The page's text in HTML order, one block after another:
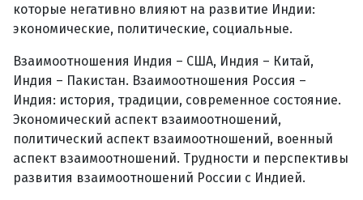
которые негативно влияют на развитие Индии:
экономические, политические, социальные.
Взаимоотношения Индия – США, Индия – Китай,
Индия – Пакистан. Взаимоотношения Россия –
Индия: история, традиции, современное состояние.
Экономический аспект взаимоотношений,
политический аспект взаимоотношений, военный
аспект взаимоотношений. Трудности и перспективы
развития взаимоотношений России с Индией.